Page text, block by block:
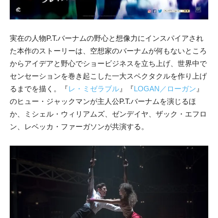
実在の人物P.T.バーナムの野心と想像力にインスパイアされ
た本作のストーリーは、空想家のバーナムが何もないところ
からアイデアと野心でショービジネスを立ち上げ、世界中で
センセーションを巻き起こした一大スペクタクルを作り上げ
るまでを描く。『レ・ミゼラブル 』『LOGAN／ローガン 』
のヒュー・ジャックマンが主人公P.T.バーナムを演じるほ
か、ミシェル・ウィリアムズ、ゼンデイヤ、ザック・エフロ
ン、レベッカ・ファーガソンが共演する。